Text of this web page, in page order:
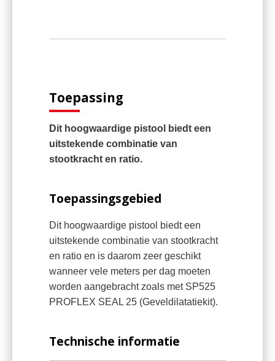
Toepassing
Dit hoogwaardige pistool biedt een
uitstekende combinatie van
stootkracht en ratio.
Toepassingsgebied
Dit hoogwaardige pistool biedt een
uitstekende combinatie van stootkracht
en ratio en is daarom zeer geschikt
wanneer vele meters per dag moeten
worden aangebracht zoals met SP525
PROFLEX SEAL 25 (Geveldilatatiekit).
Technische informatie